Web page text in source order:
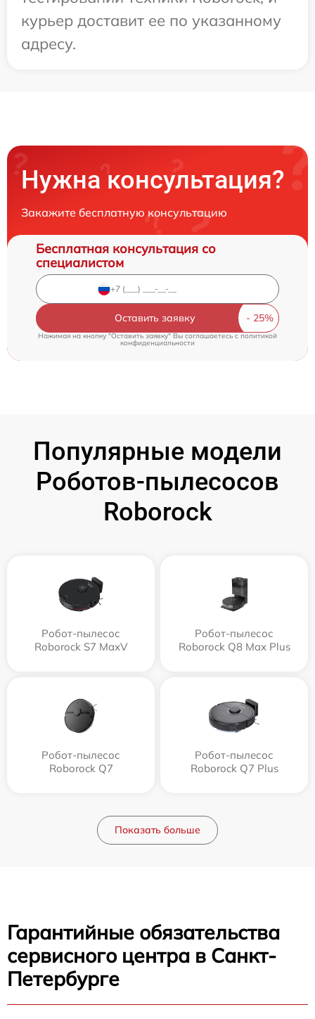
курьер доставит ее по указанному
адресу.
Нужна консультация?
Закажите бесплатную консультацию
Бесплатная консультация со
специалистом
Оставить заявку
Нажимая на кнопку "Оставить заявку" Вы соглашаетесь cполитикой
конфиденциальности
Популярные модели
Роботов-пылесосов
Roborock
Робот-пылесос
Roborock S7 MaxV
Робот-пылесос
Roborock Q8 Max Plus
Робот-пылесос
Roborock Q7
Робот-пылесос
Roborock Q7 Plus
Показать больше
Гарантийные обязательства
сервисного центра в Санкт-
Петербурге